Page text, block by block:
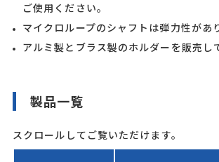
ご使用ください。
マイクロループのシャフトは弾力性があ
アルミ製とブラス製のホルダーを販売し
製品一覧
スクロールしてご覧いただけます。